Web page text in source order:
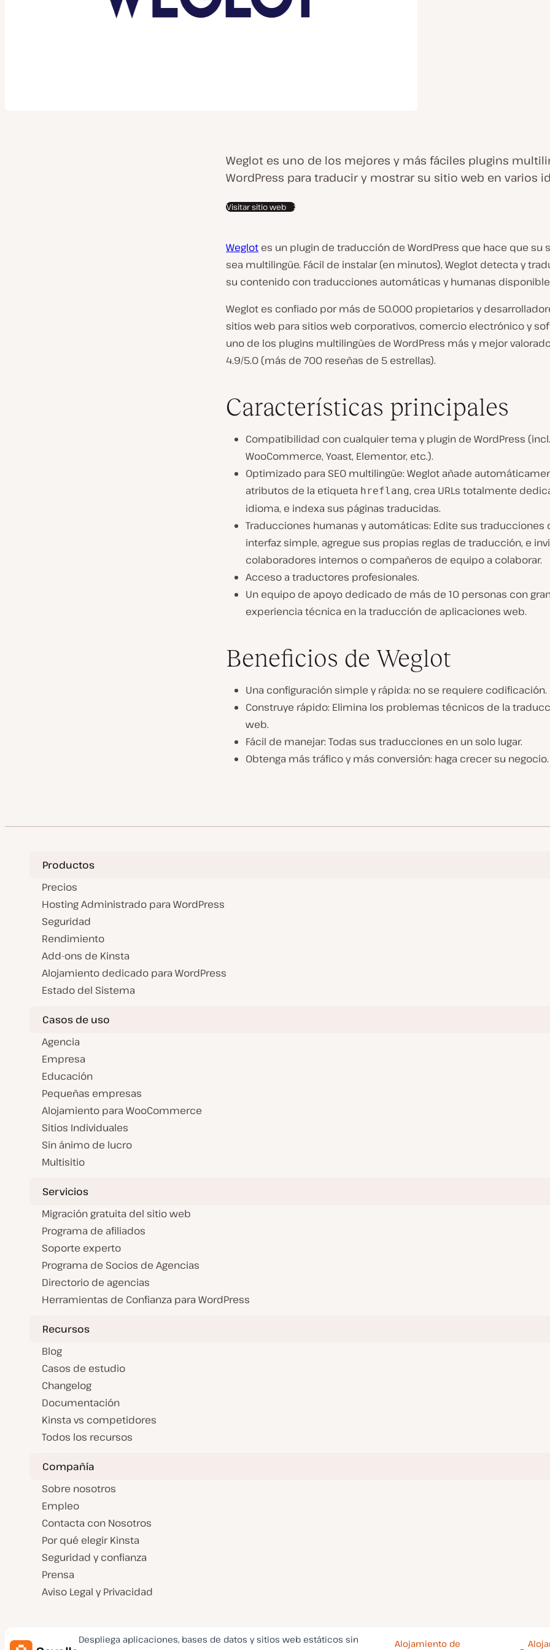
Weglot es uno de los mejores y más fáciles plugins
WordPress para traducir y mostrar su sitio web en varios
Visitar sitio web
Weglot es un plugin de traducción de WordPress que hace que su
sea multilingüe. Fácil de instalar (en minutos), Weglot detecta y
su contenido con traducciones automáticas y humanas
Weglot es confiado por más de 50.000 propietarios y
sitios web para sitios web corporativos, comercio electrónico y
uno de los plugins multilingües de WordPress más y mejor
4.9/5.0 (más de 700 reseñas de 5 estrellas).
Características principales
Compatibilidad con cualquier tema y plugin de WordPress (incl.
WooCommerce, Yoast, Elementor, etc.).
Optimizado para SEO multilingüe: Weglot añade
atributos de la etiqueta hreflang, crea URLs totalmente
idioma, e indexa sus páginas traducidas.
Traducciones humanas y automáticas: Edite sus traducciones
interfaz simple, agregue sus propias reglas de traducción, e
colaboradores internos o compañeros de equipo a colaborar.
Acceso a traductores profesionales.
Un equipo de apoyo dedicado de más de 10 personas con
experiencia técnica en la traducción de aplicaciones web.
Beneficios de Weglot
Una configuración simple y rápida: no se requiere codificación.
Construye rápido: Elimina los problemas técnicos de la
web.
Fácil de manejar: Todas sus traducciones en un solo lugar.
Obtenga más tráfico y más conversión: haga crecer su negocio.
Productos
Precios
Hosting Administrado para WordPress
Seguridad
Rendimiento
Add-ons de Kinsta
Alojamiento dedicado para WordPress
Estado del Sistema
Casos de uso
Agencia
Empresa
Educación
Pequeñas empresas
Alojamiento para WooCommerce
Sitios Individuales
Sin ánimo de lucro
Multisitio
Servicios
Migración gratuita del sitio web
Programa de afiliados
Soporte experto
Programa de Socios de Agencias
Directorio de agencias
Herramientas de Confianza para WordPress
Recursos
Blog
Casos de estudio
Changelog
Documentación
Kinsta vs competidores
Todos los recursos
Compañía
Sobre nosotros
Empleo
Contacta con Nosotros
Por qué elegir Kinsta
Seguridad y confianza
Prensa
Aviso Legal y Privacidad
Despliega aplicaciones, bases de datos y sitios web estáticos sin
Alojamiento de